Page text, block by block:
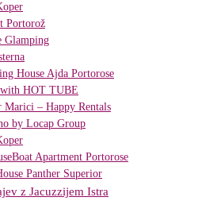
Portorož
Glamping
House Ajda Portorose
HOT TUBE
Marici – Happy Rentals
by Locap Group
Apartment Portorose
Panther Superior
z Jacuzzijem Istra